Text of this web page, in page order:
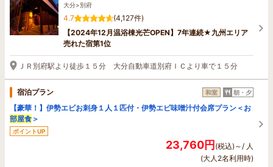
大分>別府
4.7
(4,127件)
【2024年12月温浴棟光芒OPEN】7年連続★九州エリア
売れた宿第1位
ＪＲ別府駅より徒歩１５分 大分自動車道別府ＩＣより車で１５分
宿泊プラン 和室 朝・夕
【豪華！】伊勢エビお刺身１人１匹付・伊勢エビ味噌汁付会席プラン＜お
部屋食 ＞
ポイントUP
23,760円(税込)～/ 人
(大人2名利用時)